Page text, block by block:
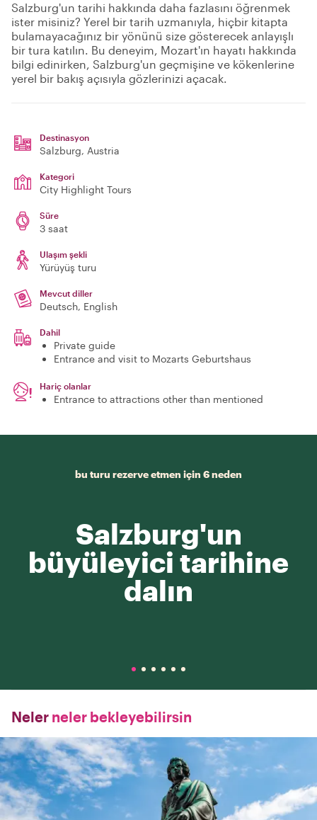
Salzburg'un tarihi hakkında daha fazlasını öğrenmek
ister misiniz? Yerel bir tarih uzmanıyla, hiçbir kitapta
bulamayacağınız bir yönünü size gösterecek anlayışlı
bir tura katılın. Bu deneyim, Mozart'ın hayatı hakkında
bilgi edinirken, Salzburg'un geçmişine ve kökenlerine
yerel bir bakış açısıyla gözlerinizi açacak.
Destinasyon
Salzburg, Austria
Kategori
City Highlight Tours
Süre
3 saat
Ulaşım şekli
Yürüyüş turu
Mevcut diller
Deutsch, English
Dahil
Private guide
Entrance and visit to Mozarts Geburtshaus
Hariç olanlar
Entrance to attractions other than mentioned
bu turu rezerve etmen için 6 neden
Salzburg'un
büyüleyici tarihine
dalın
Neler neler bekleyebilirsin